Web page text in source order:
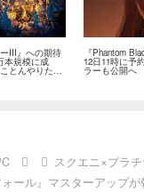
III』への期待
本規模に成
とんやりた
『Phantom
12日11時に予
ラーも公開へ
スクエニ×プラ
ール』マスターアップが